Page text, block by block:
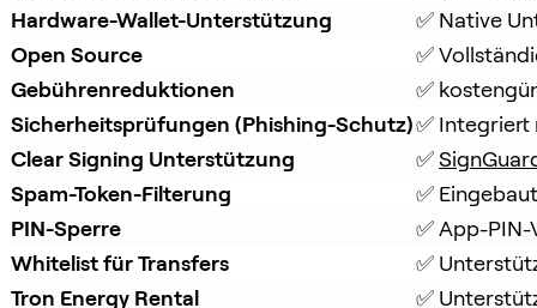
Hardware-Wallet-Unterstützung
✅ Native
Open Source
✅
Gebührenreduktionen
✅
Sicherheitsprüfungen (Phishing-Schutz)✅
Clear Signing Unterstützung
✅
Spam-Token-Filterung
✅
PIN-Sperre
✅ App-
Whitelist für Transfers
✅
Tron Energy Rental
✅